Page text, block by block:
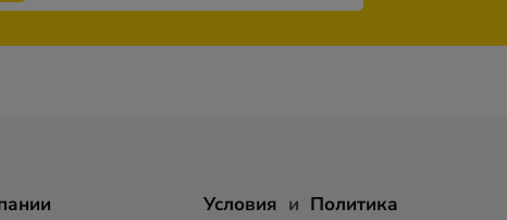
Условия и Политика